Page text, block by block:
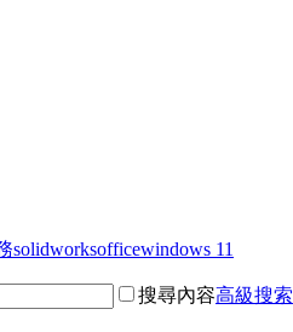
solidworksofficewindows 11
搜尋內容高級搜索